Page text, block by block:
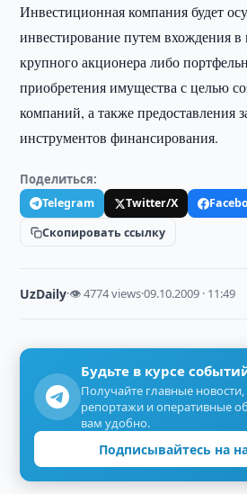
Инвестиционная компания будет
инвестирование путем вхождения в
крупного акционера либо
приобретения имущества с целью
компаний, а также предоставления
инструментов финансирования.
Поделиться:
Telegram Twitter/X
Скопировать ссылку
UzDaily·👁 4774 views·09.10.2009 · 11:49
Будьте в курсе
Получайте главные
репортажи и оперативные
вам удобно.
Подписывайтесь на